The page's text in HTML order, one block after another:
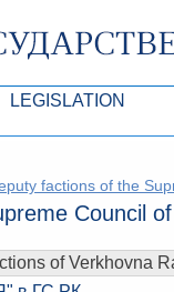
LEGISLATION
Республики
factions of the
Council
of Verkhovna